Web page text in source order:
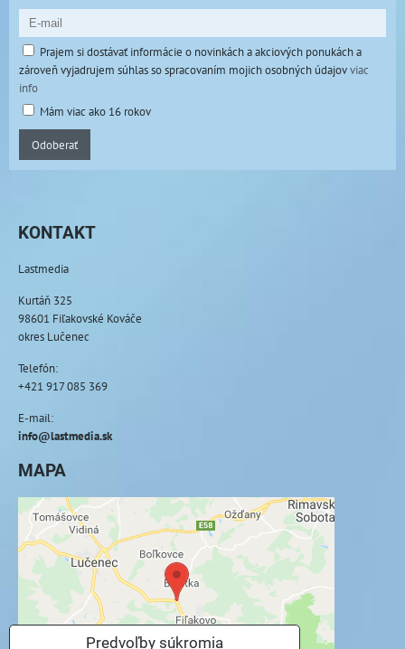
Prajem si dostávať informácie o novinkách a akciových ponukách a
zároveň vyjadrujem súhlas so spracovaním mojich osobných údajovviac
info
Mám viac ako 16 rokov
Odoberať
KONTAKT
Lastmedia
Kurtáň 325
98601 Fiľakovské Kováče
okres Lučenec
Telefón:
+421 917 085 369
E-mail:
info@lastmedia.sk
MAPA
Externý obsah je blokovaný Voľbami
súkromia
Prajete si načítať externý obsah?
Povoliť tentokrát
Predvoľby súkromia